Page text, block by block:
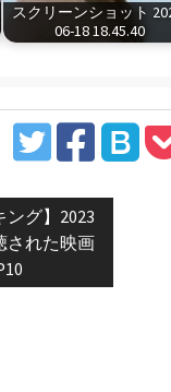
スクリーンショット
06-18 18.45.40
ング】2023
された映画